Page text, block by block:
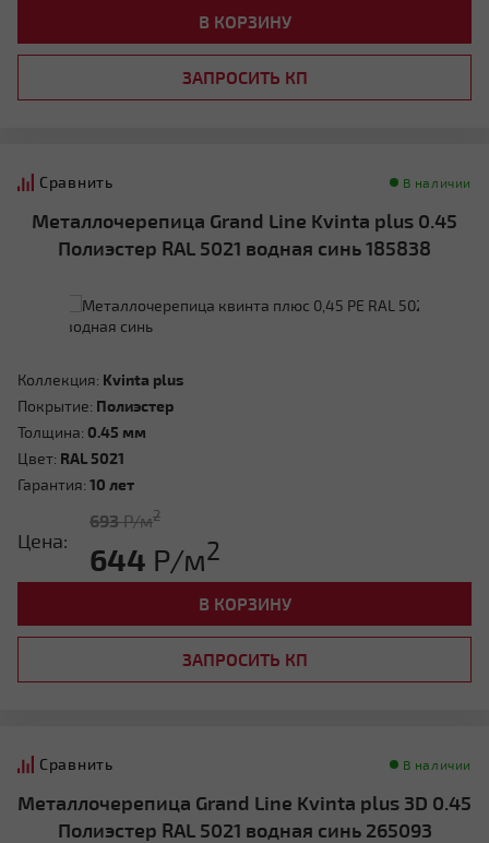
В КОРЗИНУ
ЗАПРОСИТЬ КП
Сравнить В наличии
Металлочерепица Grand Line Kvinta plus 0.45
Полиэстер RAL 5021 водная синь 185838
Коллекция: Kvinta plus
Покрытие: Полиэстер
Толщина: 0.45 мм
Цвет: RAL 5021
Гарантия: 10 лет
Цена:
693Р/м2
644 Р/м2
В КОРЗИНУ
ЗАПРОСИТЬ КП
Сравнить В наличии
Металлочерепица Grand Line Kvinta plus 3D 0.45
Полиэстер RAL 5021 водная синь 265093